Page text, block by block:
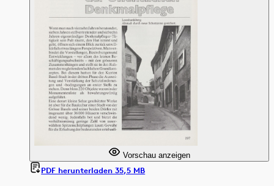
Vorschau anzeigen
PDF herunterladen 35,5 MB